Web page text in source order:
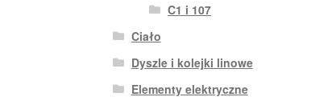
C1 i 107
Ciało
Dyszle i kolejki linowe
Elementy elektryczne